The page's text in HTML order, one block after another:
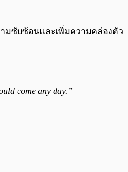
ามซับซ้อนและเพิ่มความคล่องตัว
come any day.”